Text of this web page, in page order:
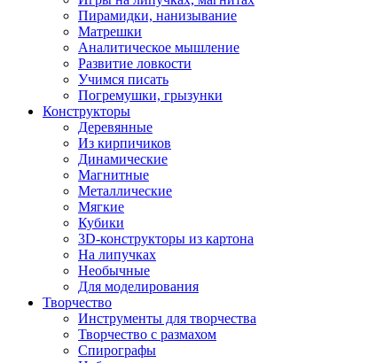
Пирамидки, нанизывание
Матрешки
Аналитическое мышление
Развитие ловкости
Учимся писать
Погремушки, грызунки
Конструкторы
Деревянные
Из кирпичиков
Динамические
Магнитные
Металлические
Мягкие
Кубики
3D-конструкторы из картона
На липучках
Необычные
Для моделирования
Творчество
Инструменты для творчества
Творчество с размахом
Спирографы